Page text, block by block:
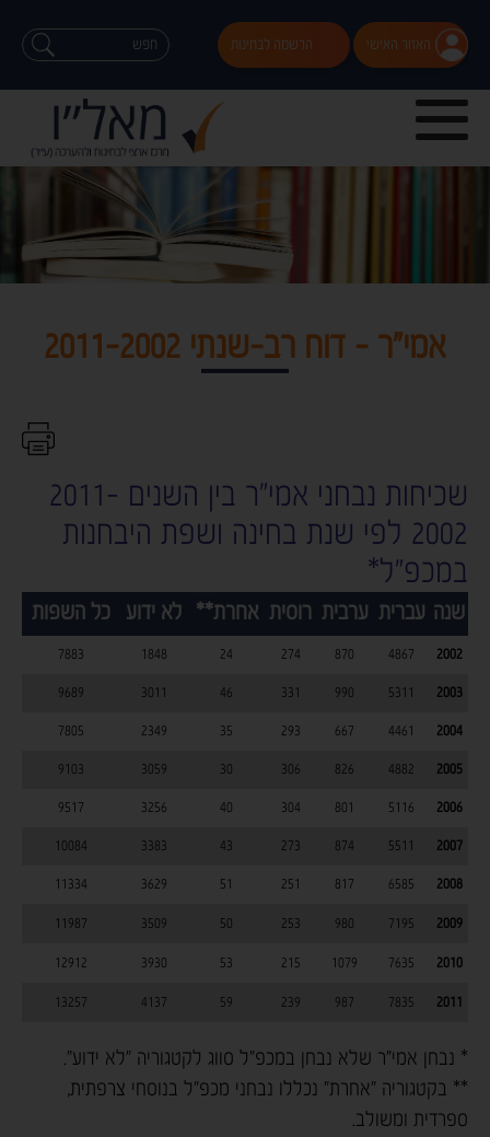
האזור האישי הרשמה לבחינות
אמי"ר - דוח רב-שנתי 2011-2002
שכיחות נבחני אמי"ר בין השנים 2011-
2002 לפי שנת בחינה ושפת היבחנות
במכפ"ל*
שנה עברית ערבית רוסית אחרת** לא ידוע כל השפות
2002
4867
870
274
24
1848
7883
2003
5311
990
331
46
3011
9689
2004
4461
667
293
35
2349
7805
2005
4882
826
306
30
3059
9103
2006
5116
801
304
40
3256
9517
2007
5511
874
273
43
3383
10084
2008
6585
817
251
51
3629
11334
2009
7195
980
253
50
3509
11987
2010
7635
1079
215
53
3930
12912
2011
7835
987
239
59
4137
13257
* נבחן אמי"ר שלא נבחן במכפ"ל סווג לקטגוריה "לא ידוע".
** בקטגוריה "אחרת" נכללו נבחני מכפ"ל בנוסחי צרפתית,
ספרדית ומשולב.